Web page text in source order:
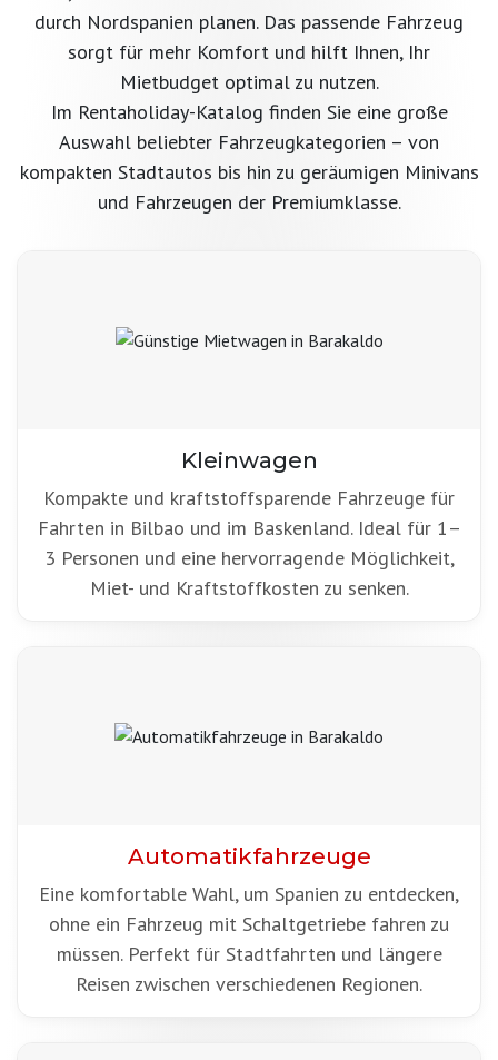
durch Nordspanien planen. Das passende Fahrzeug
sorgt für mehr Komfort und hilft Ihnen, Ihr
Mietbudget optimal zu nutzen.
Im Rentaholiday-Katalog finden Sie eine große
Auswahl beliebter Fahrzeugkategorien – von
kompakten Stadtautos bis hin zu geräumigen Minivans
und Fahrzeugen der Premiumklasse.
Kleinwagen
Kompakte und kraftstoffsparende Fahrzeuge für
Fahrten in Bilbao und im Baskenland. Ideal für 1–
3 Personen und eine hervorragende Möglichkeit,
Miet- und Kraftstoffkosten zu senken.
Automatikfahrzeuge
Eine komfortable Wahl, um Spanien zu entdecken,
ohne ein Fahrzeug mit Schaltgetriebe fahren zu
müssen. Perfekt für Stadtfahrten und längere
Reisen zwischen verschiedenen Regionen.